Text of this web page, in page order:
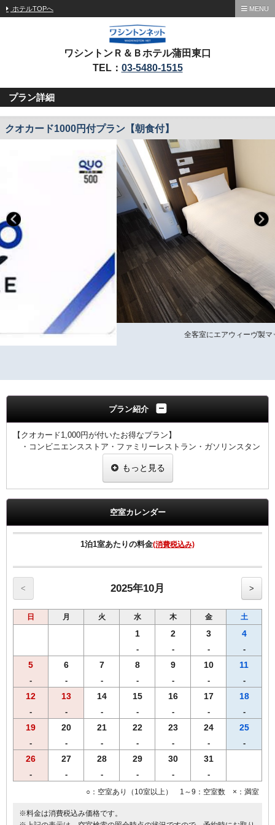
ホテルTOPへ MENU
ワシントンＲ＆Ｂホテル蒲田東口
TEL： 03-5480-1515
プラン詳細
クオカード1000円付プラン【朝食付】
全客室にエアウィーヴ製マットレスを設置
プラン紹介
【クオカード1,000円が付いたお得なプラン】
・コンビニエンスストア・ファミリーレストラン・ガソリンスタン
全国約46，000店でご利用いただけるクオカード1,000円付きのプ
・ウェルカムドリンクとしてワシントンＲ＆Ｂオリジナル挽きたて
コーヒーをご用意！
・全室インターネット回線接続可能（Wi-Fi・有線LAN）
スタッフが毎朝焼き上げる焼きたてパンをお召し上がりいただけま
す。
♪焼きたてパンの香りで目覚める朝♪
・自慢の焼きたてパン
・モーニングカレーライス
・ほど良い塩味付き！絶品味付ゆで玉子
・ヨーグルト
・３種類のあたたかスープ
・香り高いワシントンＲ＆Ｂオリジナル挽きたてコーヒー
・アップルジュース＆野菜ジュース＆アイスティー
・牛乳
もっと見る
空室カレンダー
1泊1室あたりの料金(消費税込み)
< 2025年10月 >
日 月 火 水 木 金 土
1
-
2
-
3
-
4
-
5
-
6
-
7
-
8
-
9
-
10
-
11
-
12
-
13
-
14
-
15
-
16
-
17
-
18
-
19
-
20
-
21
-
22
-
23
-
24
-
25
-
26
-
27
-
28
-
29
-
30
-
31
-
○：空室あり（10室以上） 1～9：空室数 ×：満室
※料金は消費税込み価格です。